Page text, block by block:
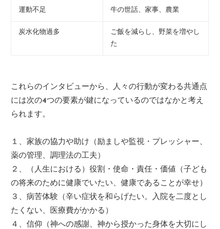
運動不足 牛の世話、家事、農業
炭水化物過多
ご飯を減らし、野菜を増やし
た
これらのインタビューから、人々の行動が変わる共通点
には次の4つの要素が鍵になっているのではなかと考え
られます。
１、家族の協力や助け（励ましや監視・プレッシャー、
薬の管理、調理法の工夫）
２、（人生における）役割・使命・責任・価値（子ども
の将来のために健康でいたい、健康であることが幸せ）
３、病苦体験（辛い症状を和らげたい。入院を二度とし
たくない、医療費がかかる）
４、信仰（神への感謝、神から授かった身体を大切にし